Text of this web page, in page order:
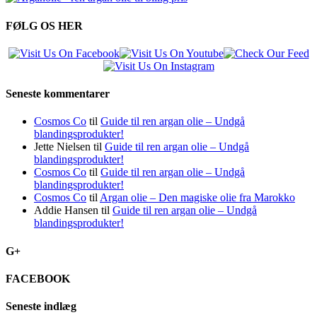
FØLG OS HER
Seneste kommentarer
Cosmos Co til Guide til ren argan olie – Undgå
blandingsprodukter!
Jette Nielsen til Guide til ren argan olie – Undgå
blandingsprodukter!
Cosmos Co til Guide til ren argan olie – Undgå
blandingsprodukter!
Cosmos Co tilArgan olie – Den magiske olie fra Marokko
Addie Hansen til Guide til ren argan olie – Undgå
blandingsprodukter!
G+
FACEBOOK
Seneste indlæg